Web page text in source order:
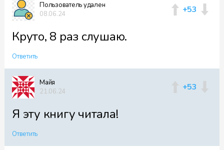
Пользователь удален
08.06.24
+53
Круто, 8 раз слушаю.
Ответить
Майя
21.06.24
+53
Я эту книгу читала!
Ответить